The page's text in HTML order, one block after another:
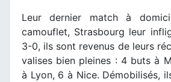
Leur dernier match à
camouflet, Strasbourg leur
3-0, ils sont revenus de leurs
valises bien pleines : 4 buts à
à Lyon, 6 à Nice. Démobilisés,